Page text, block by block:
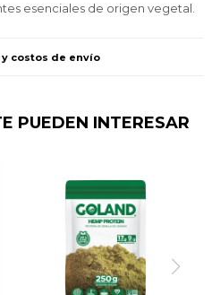
esenciales de origen vegetal.
costos de envío
PUEDEN INTERESAR